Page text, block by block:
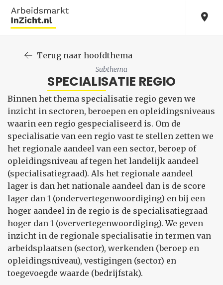
Terug naar hoofdthema
Subthema
SPECIALISATIE REGIO
Binnen het thema specialisatie regio geven we
inzicht in sectoren, beroepen en opleidingsniveaus
waarin een regio gespecialiseerd is. Om de
specialisatie van een regio vast te stellen zetten we
het regionale aandeel van een sector, beroep of
opleidingsniveau af tegen het landelijk aandeel
(specialisatiegraad). Als het regionale aandeel
lager is dan het nationale aandeel dan is de score
lager dan 1 (ondervertegenwoordiging) en bij een
hoger aandeel in de regio is de specialisatiegraad
hoger dan 1 (oververtegenwoordiging). We geven
inzicht in de regionale specialisatie in termen van
arbeidsplaatsen (sector), werkenden (beroep en
opleidingsniveau), vestigingen (sector) en
toegevoegde waarde (bedrijfstak).